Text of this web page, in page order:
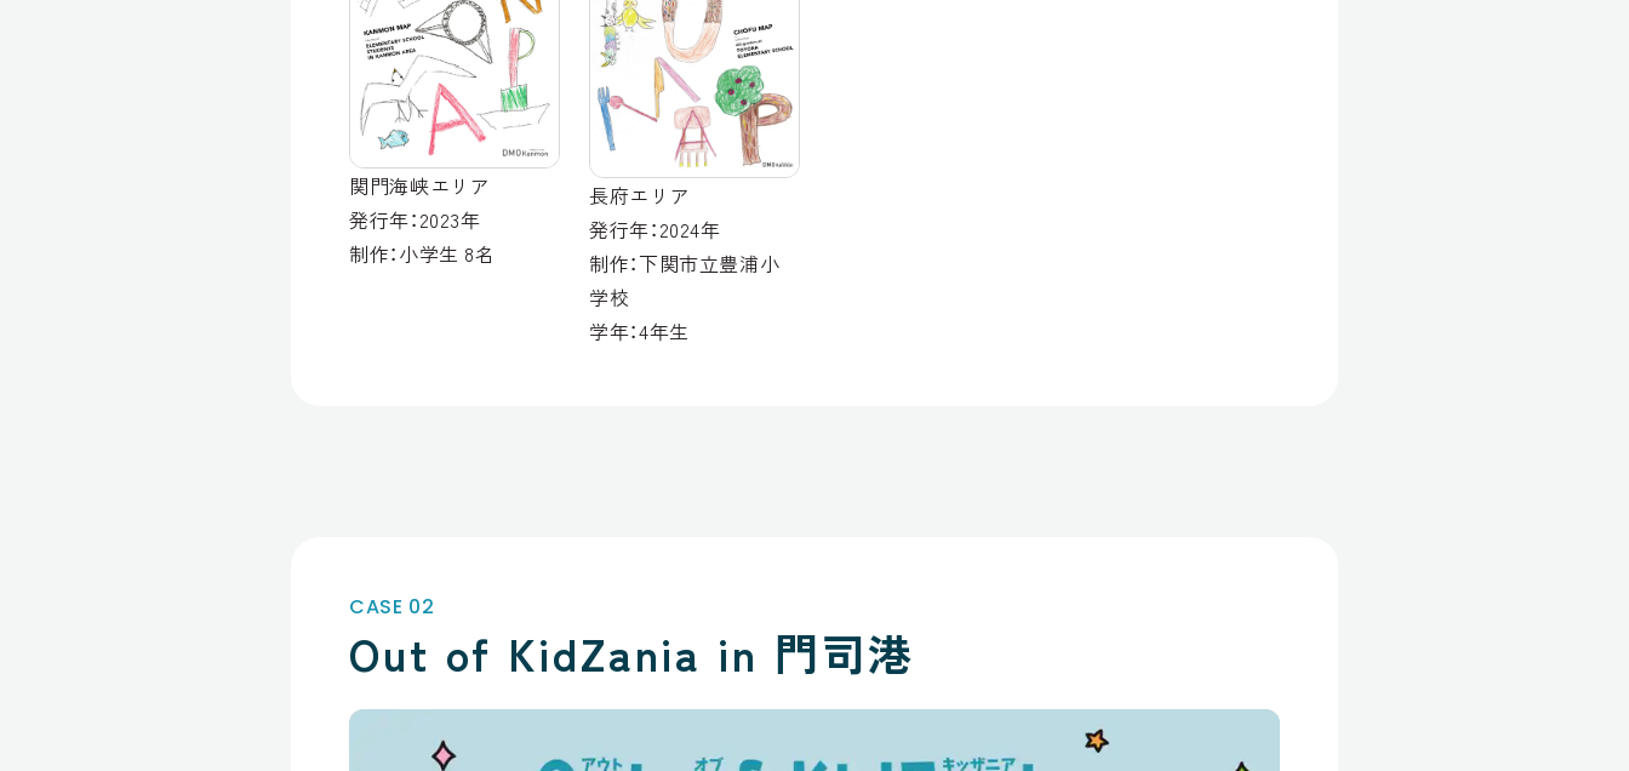
関門海峡エリア
発行年：2023年
制作：小学生 8名
長府エリア
発行年：2024年
制作：下関市立豊浦小
学校
学年：4年生
CASE 02
Out of KidZania in 門司港